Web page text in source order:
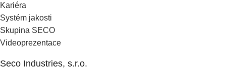
Kariéra
Systém jakosti
Skupina SECO
Videoprezentace
Seco Industries, s.r.o.